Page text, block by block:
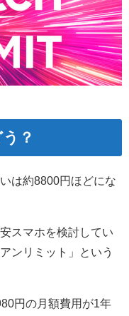
？
は約8800円ほどにな
スマホを検討してい
ンリミット」という
円の月額費用が1年